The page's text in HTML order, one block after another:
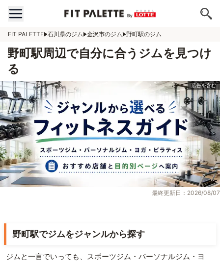
FIT PALETTE 石川県のジム 金沢市のジム 野町駅のジム
野町駅周辺で自分に合うジムを見つけ
る
最終更新日：2026/08/07
野町駅でジムをジャンルから探す
ジムと一言でいっても、スポーツジム・パーソナルジム・ヨ